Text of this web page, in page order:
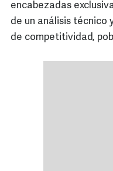
encabezadas
de un análisis técnico
de competitividad,